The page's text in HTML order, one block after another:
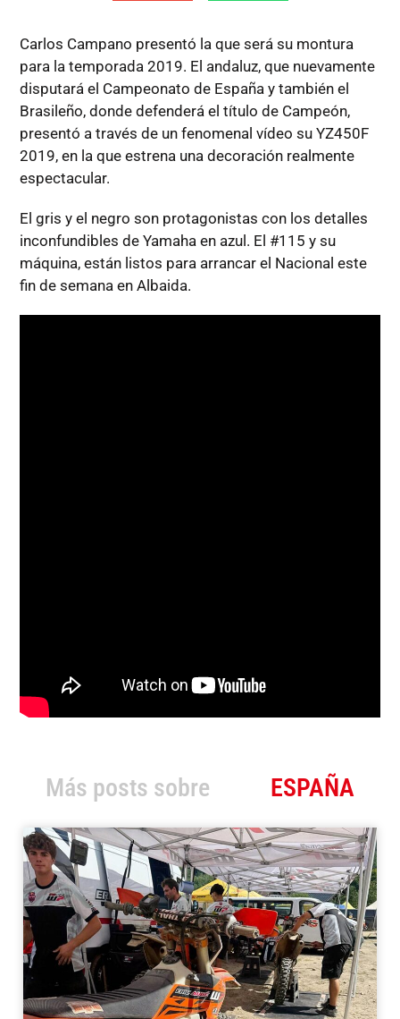
Carlos Campano presentó la que será su montura
para la temporada 2019. El andaluz, que nuevamente
disputará el Campeonato de España y también el
Brasileño, donde defenderá el título de Campeón,
presentó a través de un fenomenal vídeo su YZ450F
2019, en la que estrena una decoración realmente
espectacular.
El gris y el negro son protagonistas con los detalles
inconfundibles de Yamaha en azul. El #115 y su
máquina, están listos para arrancar el Nacional este
fin de semana en Albaida.
Más posts sobre ESPAÑA